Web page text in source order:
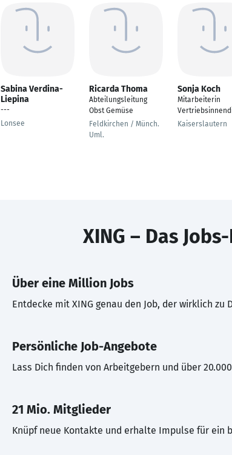
Sabina Verdina-
Liepina
---
Lonsee
Ricarda Thoma
Abteilungsleitung
Obst Gemüse
Feldkirchen / Münch.
Uml.
Sonja Koch
Mitarbeiterin
Kaiserslautern
XING – Das
Über eine Million Jobs
Entdecke mit XING genau den Job, der wirklich zu
Persönliche Job-Angebote
Lass Dich finden von Arbeitgebern und über
21 Mio. Mitglieder
Knüpf neue Kontakte und erhalte Impulse für ein